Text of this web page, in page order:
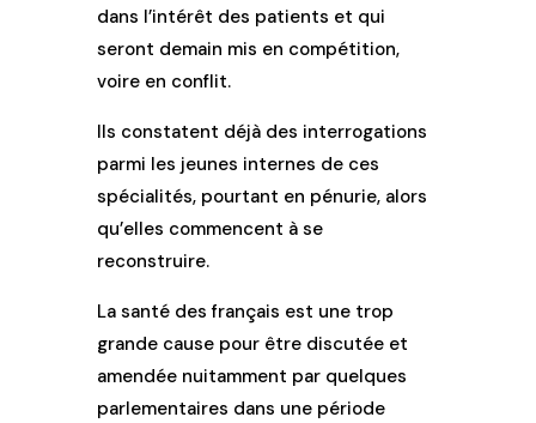
dans l’intérêt des patients et qui
seront demain mis en compétition,
voire en conflit.
Ils constatent déjà des interrogations
parmi les jeunes internes de ces
spécialités, pourtant en pénurie, alors
qu’elles commencent à se
reconstruire.
La santé des français est une trop
grande cause pour être discutée et
amendée nuitamment par quelques
parlementaires dans une période